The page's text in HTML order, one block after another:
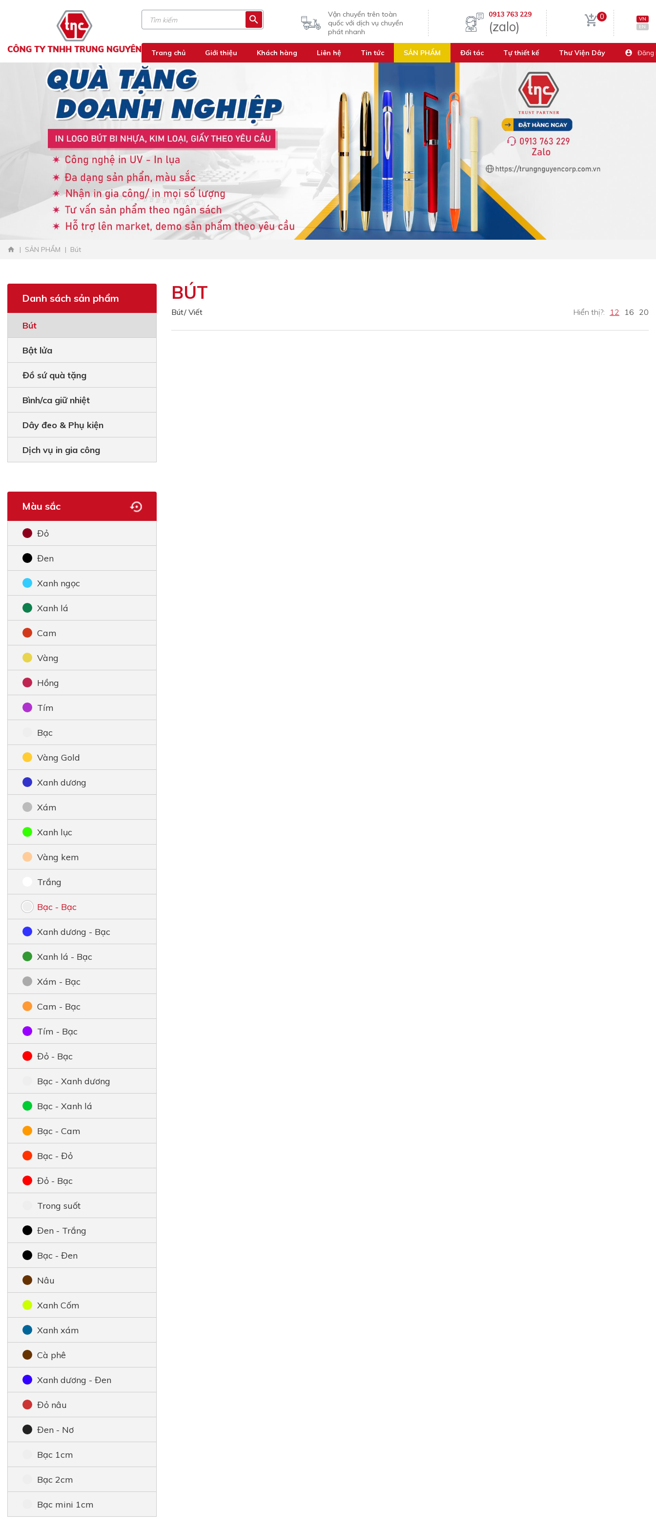
Vận chuyển trên toàn
quốc với dịch vụ chuyển
phát nhanh
0913 763 229
(zalo)
0
VN
EN
Trang chủ Giới thiệu Khách hàng Liên hệ Tin tức SẢN PHẨM Đối tác Tự thiết kế Thư Viện Dây Đăng
SẢN PHẨM Bút
Danh sách sản phẩm
Bút
Bật lửa
Đồ sứ quà tặng
Bình/ca giữ nhiệt
Dây đeo & Phụ kiện
Dịch vụ in gia công
Màu sắc
Đỏ
Đen
Xanh ngọc
Xanh lá
Cam
Vàng
Hồng
Tím
Bạc
Vàng Gold
Xanh dương
Xám
Xanh lục
Vàng kem
Trắng
Bạc - Bạc
Xanh dương - Bạc
Xanh lá - Bạc
Xám - Bạc
Cam - Bạc
Tím - Bạc
Đỏ - Bạc
Bạc - Xanh dương
Bạc - Xanh lá
Bạc - Cam
Bạc - Đỏ
Đỏ - Bạc
Trong suốt
Đen - Trắng
Bạc - Đen
Nâu
Xanh Cốm
Xanh xám
Cà phê
Xanh dương - Đen
Đỏ nâu
Đen - Nơ
Bạc 1cm
Bạc 2cm
Bạc mini 1cm
BÚT
Bút/ Viết Hiển thị?: 12 16 20